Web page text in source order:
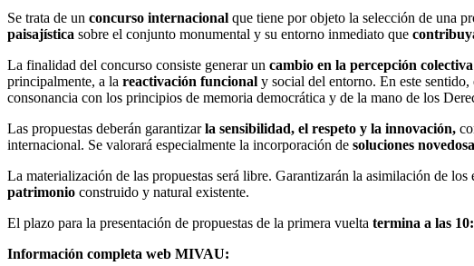
Se trata de un concurso internacional que tiene por objeto la selección de una
paisajística sobre el conjunto monumental y su entorno inmediato que
La finalidad del concurso consiste generar un cambio en la percepción
principalmente, a la reactivación funcional y social del entorno. En este
consonancia con los principios de memoria democrática y de la mano de los
Las propuestas deberán garantizarla sensibilidad, el respeto y la innovación,
internacional. Se valorará especialmente la incorporación de soluciones
La materialización de las propuestas será libre. Garantizarán la asimilación de
patrimonio construido y natural existente.
El plazo para la presentación de propuestas de la primera vuelta termina a las
Información completa web MIVAU: